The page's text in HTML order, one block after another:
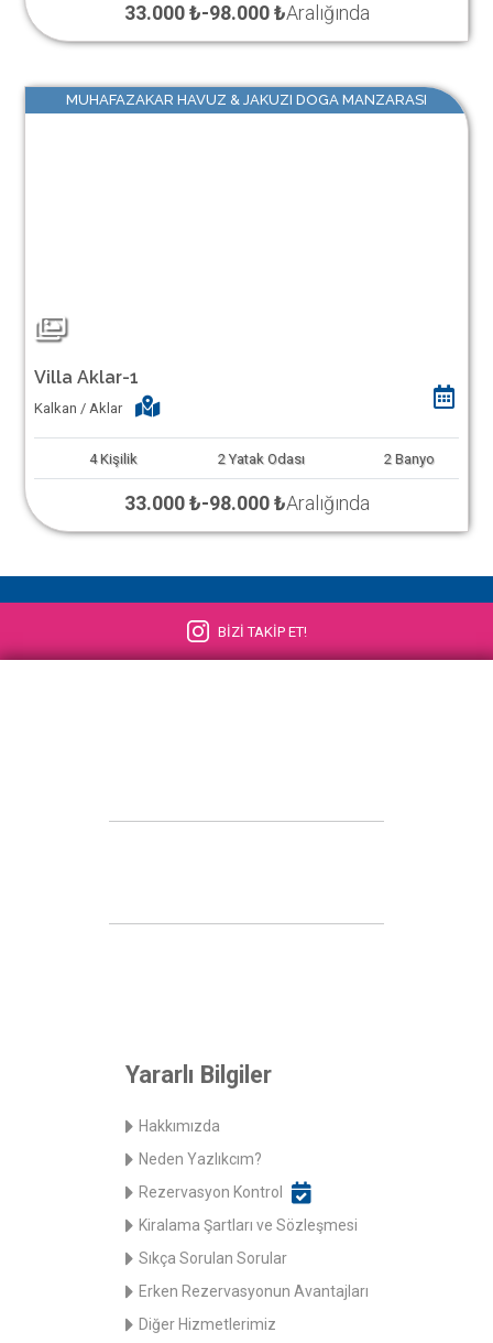
33.000 ₺-98.000 ₺Aralığında
MUHAFAZAKAR HAVUZ & JAKUZI DOGA MANZARASI
Villa Aklar-1
Kalkan / Aklar
4 Kişilik 2 Yatak Odası 2 Banyo
33.000 ₺-98.000 ₺Aralığında
BİZİ TAKİP ET!
Yararlı Bilgiler
Hakkımızda
Neden Yazlıkcım?
Rezervasyon Kontrol
Kiralama Şartları ve Sözleşmesi
Sıkça Sorulan Sorular
Erken Rezervasyonun Avantajları
Diğer Hizmetlerimiz